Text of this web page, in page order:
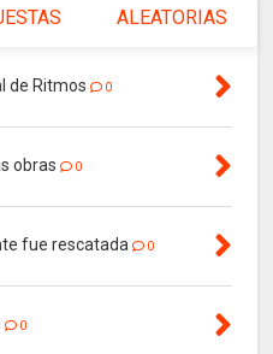
ALEATORIAS
de Ritmos 0
obras 0
fue rescatada 0
0